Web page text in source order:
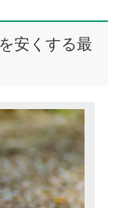
安くする最